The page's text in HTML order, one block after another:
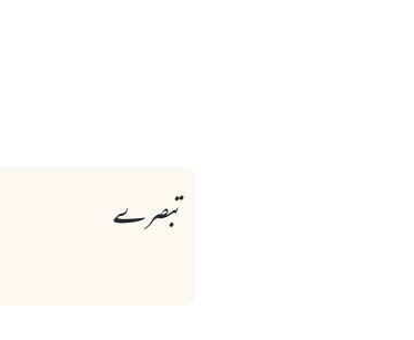
تبصرے